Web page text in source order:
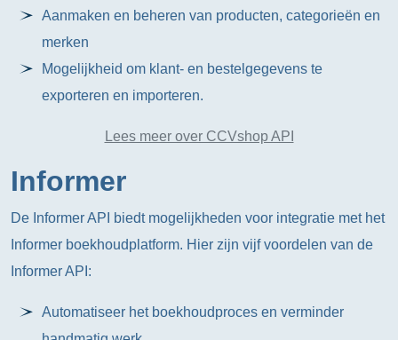
Aanmaken en beheren van producten, categorieën en
merken
Mogelijkheid om klant- en bestelgegevens te
exporteren en importeren.
Lees meer over CCVshop API
Informer
De Informer API biedt mogelijkheden voor integratie met het
Informer boekhoudplatform. Hier zijn vijf voordelen van de
Informer API:
Automatiseer het boekhoudproces en verminder